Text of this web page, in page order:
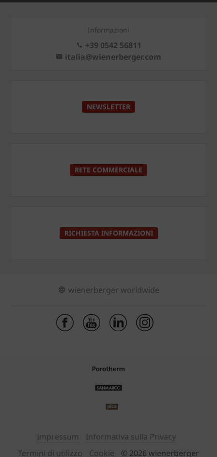
Informazioni
+39 0542 56811
italia@wienerberger.com
NEWSLETTER
RETE COMMERCIALE
RICHIESTA INFORMAZIONI
wienerberger worldwide
Impressum
Informativa sulla Privacy
Termini di utilizzo
Cookie © 2026 wienerberger